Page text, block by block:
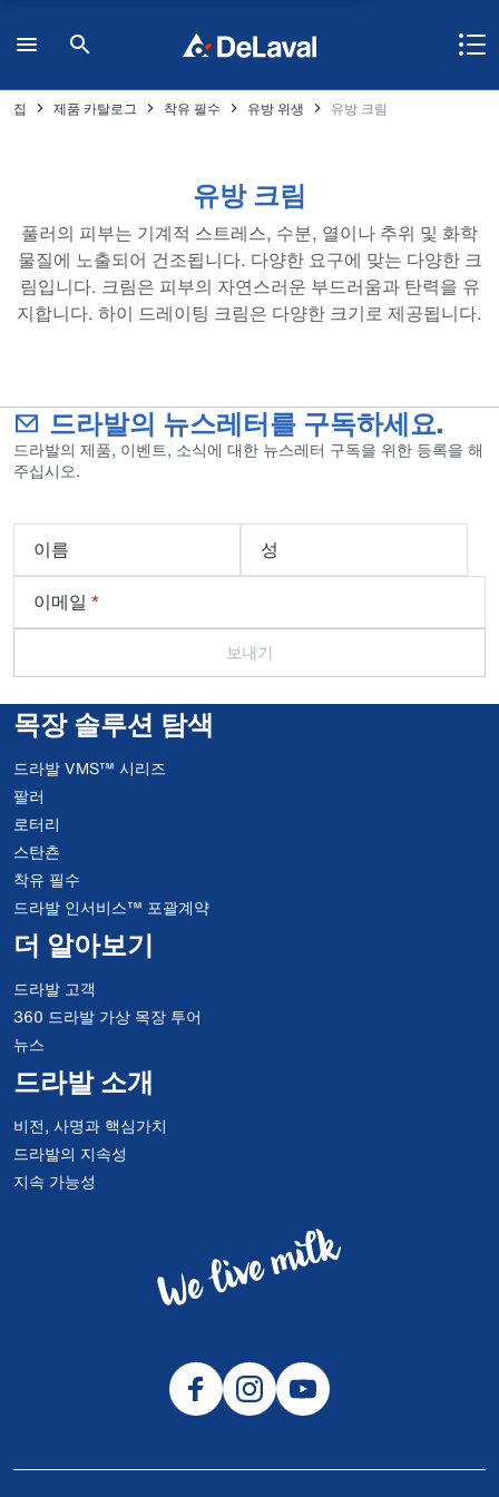
집 제품 카탈로그 착유 필수 유방 위생 유방 크림
유방 크림
풀러의 피부는 기계적 스트레스, 수분, 열이나 추위 및 화학
물질에 노출되어 건조됩니다. 다양한 요구에 맞는 다양한 크
림입니다. 크림은 피부의 자연스러운 부드러움과 탄력을 유
지합니다. 하이 드레이팅 크림은 다양한 크기로 제공됩니다.
드라발의 뉴스레터를 구독하세요.
드라발의 제품, 이벤트, 소식에 대한 뉴스레터 구독을 위한 등록을 해
주십시오.
이름
성
이메일 *
보내기
목장 솔루션 탐색
드라발 VMS™ 시리즈
팔러
로터리
스탄쵼
착유 필수
드라발 인서비스™ 포괄계약
더 알아보기
드라발 고객
360 드라발 가상 목장 투어
뉴스
드라발 소개
비전, 사명과 핵심가치
드라발의 지속성
지속 가능성